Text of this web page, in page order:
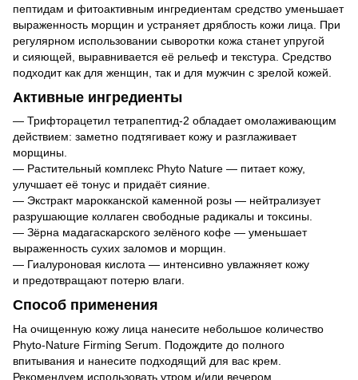
пептидам и фитоактивным ингредиентам средство уменьшает
выраженность морщин и устраняет дряблость кожи лица. При
регулярном использовании сыворотки кожа станет упругой
и сияющей, выравнивается её рельеф и текстура. Средство
подходит как для женщин, так и для мужчин с зрелой кожей.
Активные ингредиенты
— Трифторацетил тетрапептид-2 обладает омолаживающим
действием: заметно подтягивает кожу и разглаживает
морщины.
— Растительный комплекс Phyto Nature — питает кожу,
улучшает её тонус и придаёт сияние.
— Экстракт марокканской каменной розы — нейтрализует
разрушающие коллаген свободные радикалы и токсины.
— Зёрна мадагаскарского зелёного кофе — уменьшает
выраженность сухих заломов и морщин.
— Гиалуроновая кислота — интенсивно увлажняет кожу
и предотвращают потерю влаги.
Способ применения
На очищенную кожу лица нанесите небольшое количество
Phyto-Nature Firming Serum. Подождите до полного
впитывания и нанесите подходящий для вас крем.
Рекомендуем использовать утром и/или вечером.